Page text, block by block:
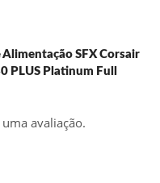
SFX Corsair
PLUS Platinum Full
avaliação.